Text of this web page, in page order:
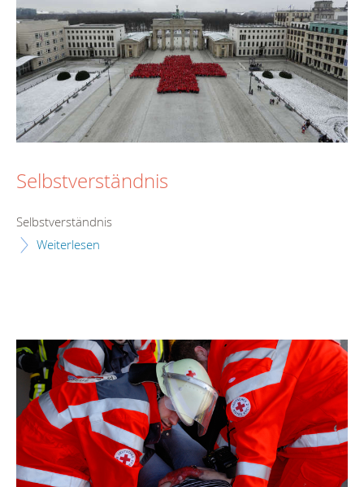
Selbstverständnis
Selbstverständnis
Weiterlesen